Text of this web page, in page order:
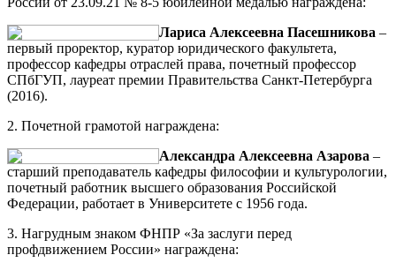
Лариса Алексеевна Пасешникова –
первый проректор, куратор юридического факультета,
профессор кафедры отраслей права, почетный профессор
СПбГУП, лауреат премии Правительства Санкт-Петербурга
(2016).
2. Почетной грамотой награждена:
Александра Алексеевна Азарова –
старший преподаватель кафедры философии и культурологии,
почетный работник высшего образования Российской
Федерации, работает в Университете с 1956 года.
3. Нагрудным знаком ФНПР «За заслуги перед
профдвижением России» награждена: